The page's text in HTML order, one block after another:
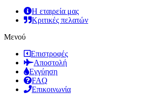
Η εταιρεία μας
Κριτικές πελατών
Μενού
Επιστροφές
Αποστολή
Εγγύηση
FAQ
Επικοινωνία